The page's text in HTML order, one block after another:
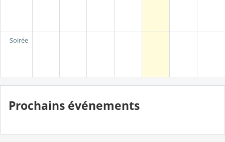
Soirée
Prochains événements